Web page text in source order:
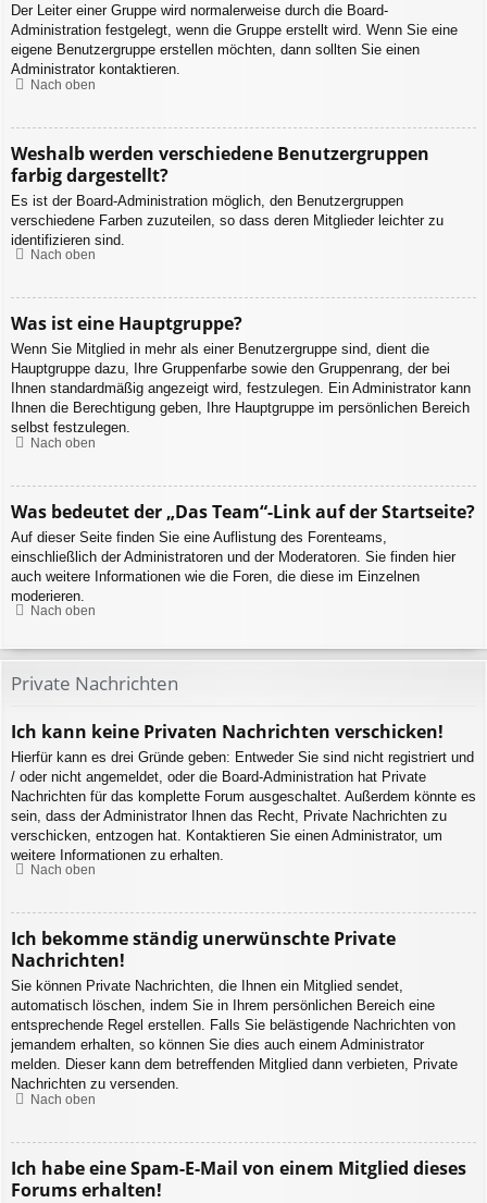
Der Leiter einer Gruppe wird normalerweise durch die Board-
Administration festgelegt, wenn die Gruppe erstellt wird. Wenn Sie eine
eigene Benutzergruppe erstellen möchten, dann sollten Sie einen
Administrator kontaktieren.
Nach oben
Weshalb werden verschiedene Benutzergruppen
farbig dargestellt?
Es ist der Board-Administration möglich, den Benutzergruppen
verschiedene Farben zuzuteilen, so dass deren Mitglieder leichter zu
identifizieren sind.
Nach oben
Was ist eine Hauptgruppe?
Wenn Sie Mitglied in mehr als einer Benutzergruppe sind, dient die
Hauptgruppe dazu, Ihre Gruppenfarbe sowie den Gruppenrang, der bei
Ihnen standardmäßig angezeigt wird, festzulegen. Ein Administrator kann
Ihnen die Berechtigung geben, Ihre Hauptgruppe im persönlichen Bereich
selbst festzulegen.
Nach oben
Was bedeutet der „Das Team“-Link auf der Startseite?
Auf dieser Seite finden Sie eine Auflistung des Forenteams,
einschließlich der Administratoren und der Moderatoren. Sie finden hier
auch weitere Informationen wie die Foren, die diese im Einzelnen
moderieren.
Nach oben
Private Nachrichten
Ich kann keine Privaten Nachrichten verschicken!
Hierfür kann es drei Gründe geben: Entweder Sie sind nicht registriert und
/ oder nicht angemeldet, oder die Board-Administration hat Private
Nachrichten für das komplette Forum ausgeschaltet. Außerdem könnte es
sein, dass der Administrator Ihnen das Recht, Private Nachrichten zu
verschicken, entzogen hat. Kontaktieren Sie einen Administrator, um
weitere Informationen zu erhalten.
Nach oben
Ich bekomme ständig unerwünschte Private
Nachrichten!
Sie können Private Nachrichten, die Ihnen ein Mitglied sendet,
automatisch löschen, indem Sie in Ihrem persönlichen Bereich eine
entsprechende Regel erstellen. Falls Sie belästigende Nachrichten von
jemandem erhalten, so können Sie dies auch einem Administrator
melden. Dieser kann dem betreffenden Mitglied dann verbieten, Private
Nachrichten zu versenden.
Nach oben
Ich habe eine Spam-E-Mail von einem Mitglied dieses
Forums erhalten!